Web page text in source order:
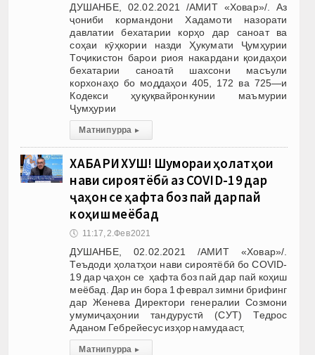
ДУШАНБЕ, 02.02.2021 /АМИТ «Ховар»/. Аз
ҷониби кормандони Хадамоти назорати
давлатии бехатарии корҳо дар саноат ва
соҳаи кӯҳкории назди Ҳукумати Ҷумҳурии
Тоҷикистон барои риоя накардани қоидаҳои
бехатарии саноатӣ шахсони масъули
корхонаҳо бо моддаҳои 405, 172 ва 725—и
Кодекси ҳуқуқвайронкунии маъмурии
Ҷумҳурии
Матни пурра ▸
ХАБАРИ ХУШ! Шумораи ҳолатҳои
нави сироятёбӣ аз COVID-19 дар
ҷаҳон се ҳафта боз пай дар пай
коҳиш меёбад
🕔 11:17, 2.Фев 2021
ДУШАНБЕ, 02.02.2021 /АМИТ «Ховар»/.
Теъдоди ҳолатҳои нави сироятёбӣ бо COVID-
19 дар ҷаҳон се ҳафта боз пай дар пай коҳиш
меёбад. Дар ин бора 1 феврал зимни брифинг
дар Женева Директори генералии Созмони
умумиҷаҳонии тандурустӣ (СУТ) Тедрос
Аданом Гебрейесус изҳор намудааст,
Матни пурра ▸